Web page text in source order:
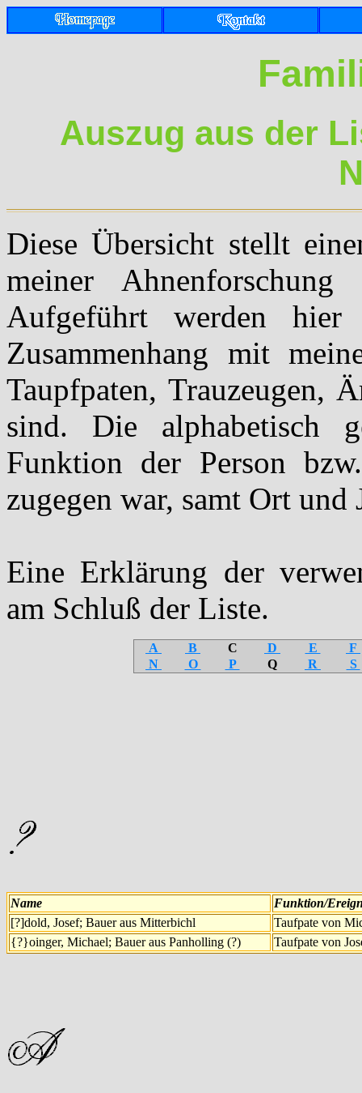
Auszug aus der
Diese Übersicht stellt
meiner
Aufgeführt werden
Zusammenhang mit
Taupfpaten, Trauzeugen,
sind. Die alphabetisch
Funktion der Person
zugegen war, samt Ort und
Eine Erklärung der
am Schluß der Liste.
A B C D E
F
N
O P Q R S
Name
Funktion/
[?]dold, Josef; Bauer aus Mitterbichl
Taufpate von
{?}oinger, Michael; Bauer aus Panholling (?)
Taufpate von